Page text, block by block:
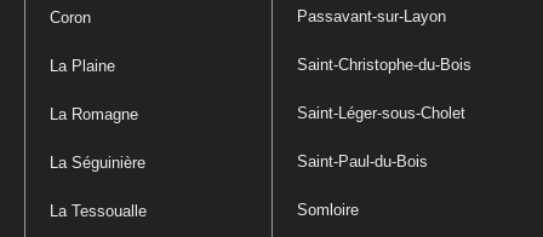
Coron
La Plaine
La Romagne
La Séguinière
La Tessoualle
Passavant-sur-Layon
Saint-Christophe-du-Bois
Saint-Léger-sous-Cholet
Saint-Paul-du-Bois
Somloire